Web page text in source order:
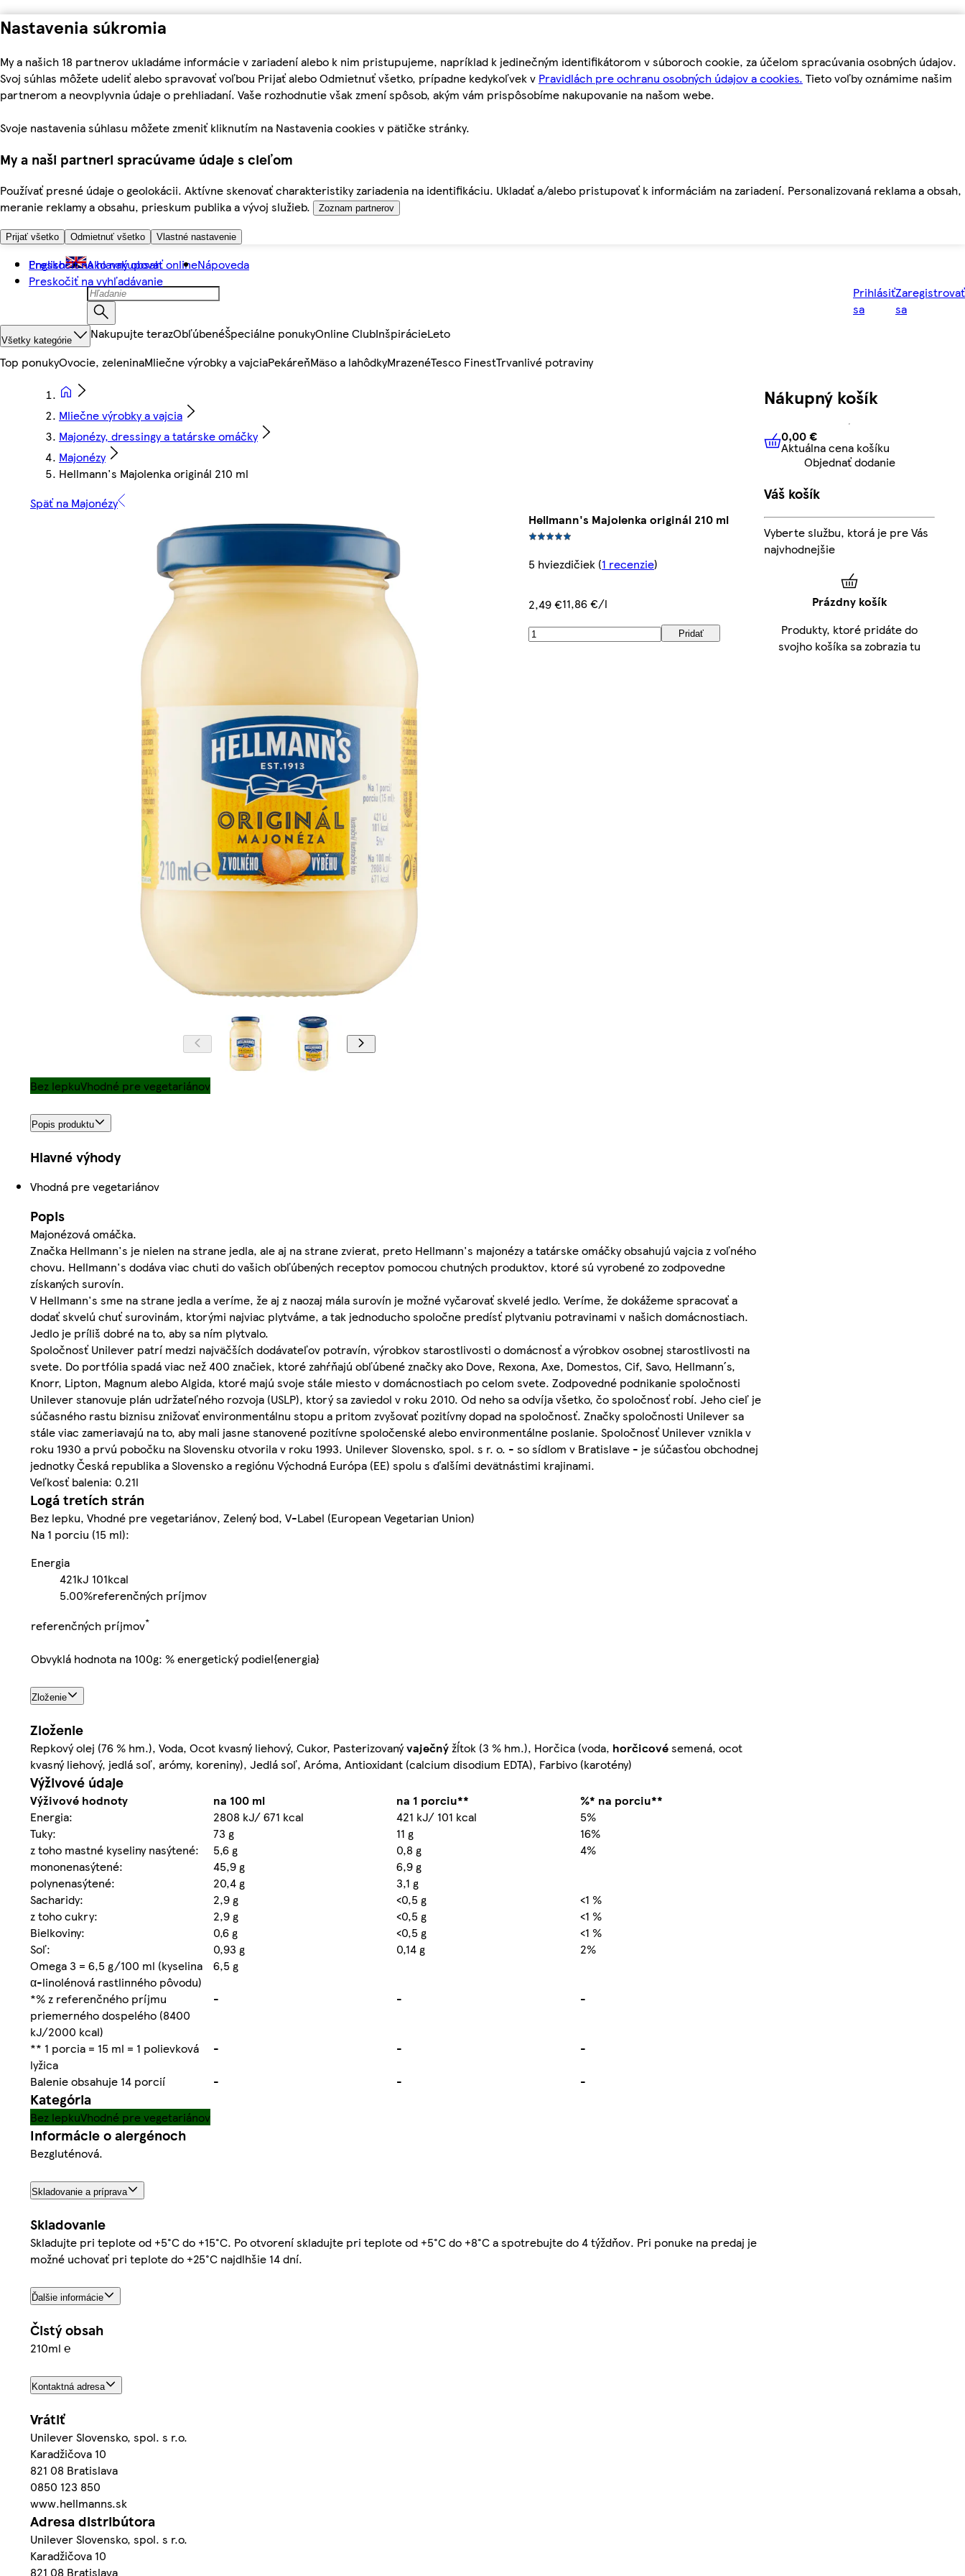
Nastavenia súkromia
My a našich 18 partnerov ukladáme informácie v zariadení alebo k nim pristupujeme, napríklad k jedinečným identifikátorom v súboroch cookie, za účelom spracúvania osobných údajov.
Svoj súhlas môžete udeliť alebo spravovať voľbou Prijať alebo Odmietnuť všetko, prípadne kedykoľvek v Pravidlách pre ochranu osobných údajov a cookies. Tieto voľby oznámime našim
partnerom a neovplyvnia údaje o prehliadaní. Vaše rozhodnutie však zmení spôsob, akým vám prispôsobíme nakupovanie na našom webe.
Svoje nastavenia súhlasu môžete zmeniť kliknutím na Nastavenia cookies v pätičke stránky.
My a naši partneri spracúvame údaje s cieľom
Používať presné údaje o geolokácii. Aktívne skenovať charakteristiky zariadenia na identifikáciu. Ukladať a/alebo pristupovať k informáciám na zariadení. Personalizovaná reklama a obsah,
meranie reklamy a obsahu, prieskum publika a vývoj služieb.
Zoznam partnerov
Prijať všetko Odmietnuť všetko Vlastné nastavenie
Preskočiť na hlavný obsah
Preskočiť na vyhľadávanie
English Ako nakupovať onlineNápoveda
Prihlásiť
sa
Zaregistrovať
sa
Všetky kategórie Nakupujte terazObľúbenéŠpeciálne ponukyOnline ClubInšpirácieLeto
Top ponukyOvocie, zeleninaMliečne výrobky a vajciaPekáreňMäso a lahôdkyMrazenéTesco FinestTrvanlivé potraviny
Mliečne výrobky a vajcia
Majonézy, dressingy a tatárske omáčky
Majonézy
Hellmann's Majolenka originál 210 ml
Späť na Majonézy
Hellmann's Majolenka originál 210 ml
5 hviezdičiek (1 recenzie)
2,49 €11,86 €/l
Pridať
Bez lepkuVhodné pre vegetariánov
Popis produktu
Hlavné výhody
Vhodná pre vegetariánov
Popis
Majonézová omáčka.
Značka Hellmann's je nielen na strane jedla, ale aj na strane zvierat, preto Hellmann's majonézy a tatárske omáčky obsahujú vajcia z voľného
chovu. Hellmann's dodáva viac chuti do vašich obľúbených receptov pomocou chutných produktov, ktoré sú vyrobené zo zodpovedne
získaných surovín.
V Hellmann's sme na strane jedla a veríme, že aj z naozaj mála surovín je možné vyčarovať skvelé jedlo. Veríme, že dokážeme spracovať a
dodať skvelú chuť surovinám, ktorými najviac plytváme, a tak jednoducho spoločne predísť plytvaniu potravinami v našich domácnostiach.
Jedlo je príliš dobré na to, aby sa ním plytvalo.
Spoločnosť Unilever patrí medzi najväčších dodávateľov potravín, výrobkov starostlivosti o domácnosť a výrobkov osobnej starostlivosti na
svete. Do portfólia spadá viac než 400 značiek, ktoré zahŕňajú obľúbené značky ako Dove, Rexona, Axe, Domestos, Cif, Savo, Hellmann´s,
Knorr, Lipton, Magnum alebo Algida, ktoré majú svoje stále miesto v domácnostiach po celom svete. Zodpovedné podnikanie spoločnosti
Unilever stanovuje plán udržateľného rozvoja (USLP), ktorý sa zaviedol v roku 2010. Od neho sa odvíja všetko, čo spoločnosť robí. Jeho cieľ je
súčasného rastu biznisu znižovať environmentálnu stopu a pritom zvyšovať pozitívny dopad na spoločnosť. Značky spoločnosti Unilever sa
stále viac zameriavajú na to, aby mali jasne stanovené pozitívne spoločenské alebo environmentálne poslanie. Spoločnosť Unilever vznikla v
roku 1930 a prvú pobočku na Slovensku otvorila v roku 1993. Unilever Slovensko, spol. s r. o. - so sídlom v Bratislave - je súčasťou obchodnej
jednotky Česká republika a Slovensko a regiónu Východná Európa (EE) spolu s ďalšími devätnástimi krajinami.
Veľkosť balenia: 0.21l
Logá tretích strán
Bez lepku, Vhodné pre vegetariánov, Zelený bod, V-Label (European Vegetarian Union)
Na 1 porciu (15 ml):
Energia
421kJ 101kcal
5.00%referenčných príjmov
referenčných príjmov*
Obvyklá hodnota na 100g: % energetický podiel{energia}
Zloženie
Zloženie
Repkový olej (76 % hm.), Voda, Ocot kvasný liehový, Cukor, Pasterizovanývaječnýžĺtok (3 % hm.), Horčica (voda, horčicovésemená, ocot
kvasný liehový, jedlá soľ, arómy, koreniny), Jedlá soľ, Aróma, Antioxidant (calcium disodium EDTA), Farbivo (karotény)
Výživové údaje
Výživové hodnoty na 100 ml na 1 porciu**
%* na porciu**
Energia:
2808 kJ/ 671 kcal 421 kJ/ 101 kcal
5%
Tuky:
73 g 11 g
16%
z toho mastné kyseliny nasýtené:
5,6 g 0,8 g
4%
mononenasýtené:
45,9 g
6,9 g
polynenasýtené:
20,4 g
3,1 g
Sacharidy:
2,9 g <0,5 g
<1 %
z toho cukry:
2,9 g <0,5 g
<1 %
Bielkoviny:
0,6 g <0,5 g
<1 %
Soľ:
0,93 g 0,14 g
2%
Omega 3 = 6,5 g/100 ml (kyselina
α-linolénová rastlinného pôvodu)
6,5 g
*% z referenčného príjmu
priemerného dospelého (8400
kJ/2000 kcal)
- - -
** 1 porcia = 15 ml = 1 polievková
lyžica
- -
-
Balenie obsahuje 14 porcií
- - -
Kategória
Bez lepkuVhodné pre vegetariánov
Informácie o alergénoch
Bezgluténová.
Skladovanie a príprava
Skladovanie
Skladujte pri teplote od +5°C do +15°C. Po otvorení skladujte pri teplote od +5°C do +8°C a spotrebujte do 4 týždňov. Pri ponuke na predaj je
možné uchovať pri teplote do +25°C najdlhšie 14 dní.
Ďalšie informácie
Čistý obsah
210ml ℮
Kontaktná adresa
Vrátiť
Unilever Slovensko, spol. s r.o.
Karadžičova 10
821 08 Bratislava
0850 123 850
www.hellmanns.sk
Adresa distribútora
Unilever Slovensko, spol. s r.o.
Karadžičova 10
821 08 Bratislava
Nákupný košík
0,00 € Aktuálna cena košíku
0,00 €
Aktuálna cena košíku
Objednať dodanie
Váš košík
Vyberte službu, ktorá je pre Vás
najvhodnejšie
Prázdny košík
Produkty, ktoré pridáte do
svojho košíka sa zobrazia tu